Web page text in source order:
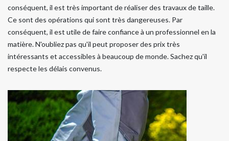
conséquent, il est très important de réaliser des travaux de taille.
Ce sont des opérations qui sont très dangereuses. Par
conséquent, il est utile de faire confiance à un professionnel en la
matière. N'oubliez pas qu'il peut proposer des prix très
intéressants et accessibles à beaucoup de monde. Sachez qu'il
respecte les délais convenus.